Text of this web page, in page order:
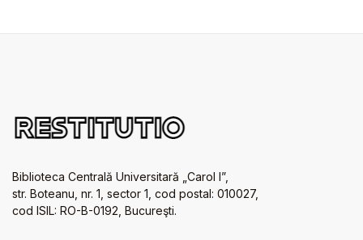
Biblioteca Centrală Universitară „Carol I”,
str. Boteanu, nr. 1, sector 1, cod postal: 010027,
cod ISIL: RO-B-0192, Bucureşti.